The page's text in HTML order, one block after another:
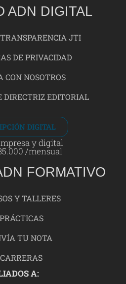
ADN DIGITAL
JTI
DE PRIVACIDAD
CON NOSOTROS
EDITORIAL
DIGITAL
y digital
/mensual
FORMATIVO
Y TALLERES
PRÁCTICAS
TU NOTA
CARRERAS
A: